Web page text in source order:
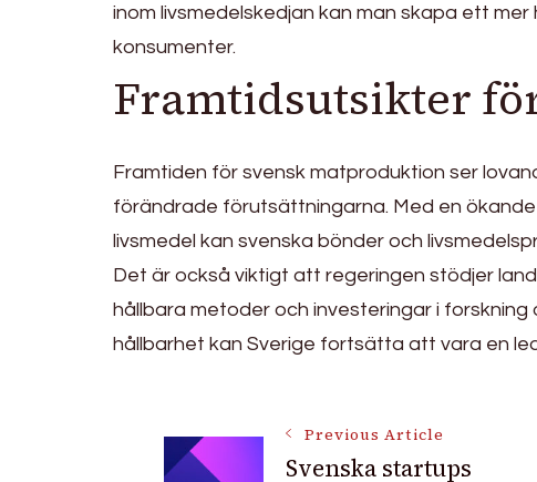
inom livsmedelskedjan kan man skapa ett
konsumenter.
Framtidsutsikter
Framtiden för svensk matproduktion ser
förändrade förutsättningarna. Med en
livsmedel kan svenska bönder och
Det är också viktigt att regeringen stödjer
hållbara metoder och investeringar i
hållbarhet kan Sverige fortsätta att vara en
Post
Previous Article
Svenska startups